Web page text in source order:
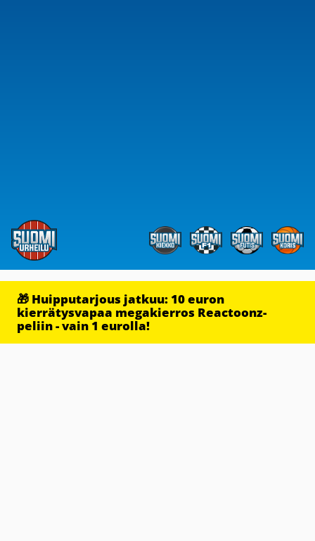
🎁 Huipputarjous jatkuu: 10 euron
kierrätysvapaa megakierros Reactoonz-
peliin - vain 1 eurolla!